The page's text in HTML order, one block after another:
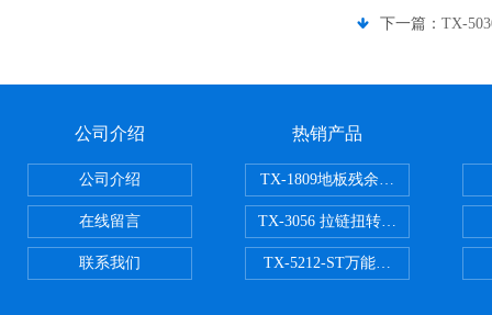
下一篇： TX-
公司介绍
公司介绍
在线留言
联系我们
热销产品
TX-1809地板残余凹陷试验机
TX-3056 拉链扭转试验机
TX-5212-ST万能磨耗试验机（